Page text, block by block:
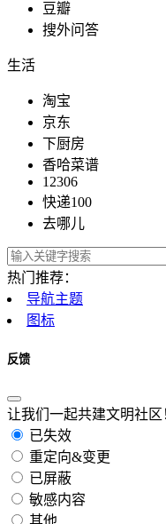
豆瓣
搜外问答
生活
淘宝
京东
下厨房
香哈菜谱
12306
快递100
去哪儿
热门推荐：
导航主题
图标
反馈
让我们一起共建文明社区
已失效
重定向&变更
已屏蔽
敏感内容
其他